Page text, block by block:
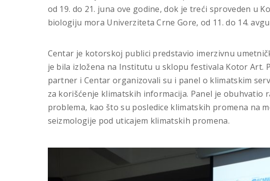
od 19. do 21. juna ove godine, dok je treći sproveden u
biologiju mora Univerziteta Crne Gore, od 11. do 14.
Centar je kotorskoj publici predstavio imerzivnu
je bila izložena na Institutu u sklopu festivala Kotor Art.
partner i Centar organizovali su i panel o klimatskim
za korišćenje klimatskih informacija. Panel je obuhvatio
problema, kao što su posledice klimatskih promena na
seizmologije pod uticajem klimatskih promena.